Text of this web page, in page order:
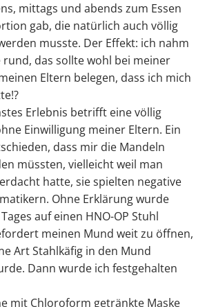
mittags und abends zum Essen
gab, die natürlich auch völlig
musste. Der Effekt: ich nahm
das sollte wohl bei meiner
Eltern belegen, dass ich mich
Erlebnis betrifft eine völlig
Einwilligung meiner Eltern. Ein
dass mir die Mandeln
müssten, vielleicht weil man
hatte, sie spielten negative
Ohne Erklärung wurde
auf einen HNO-OP Stuhl
meinen Mund weit zu öffnen,
Art Stahlkäfig in den Mund
Dann wurde ich festgehalten
mit Chloroform getränkte Maske